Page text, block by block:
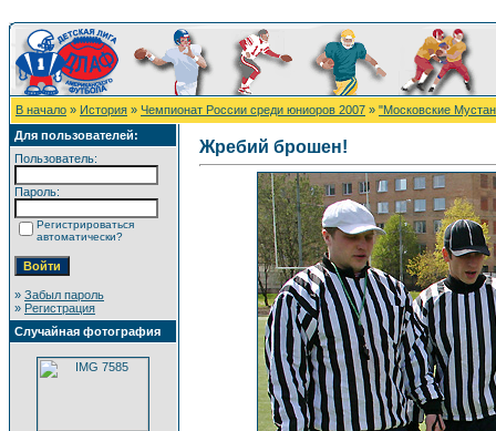
В начало » История » Чемпионат России среди юниоров 2007 » "Московские
Для пользователей:
Пользователь:
Пароль:
Регистрироваться
автоматически?
» Забыл пароль
» Регистрация
Случайная фотография
Жребий брошен!